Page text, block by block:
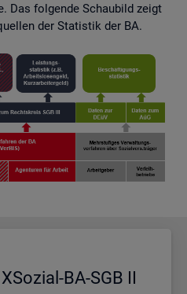
Das fol­gen­de Schau­bild zeigt
der Sta­tis­tik der BA.
BA-SGB II